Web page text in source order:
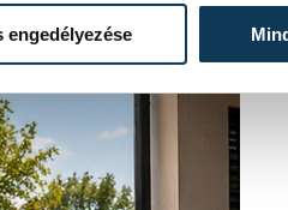
engedélyezése